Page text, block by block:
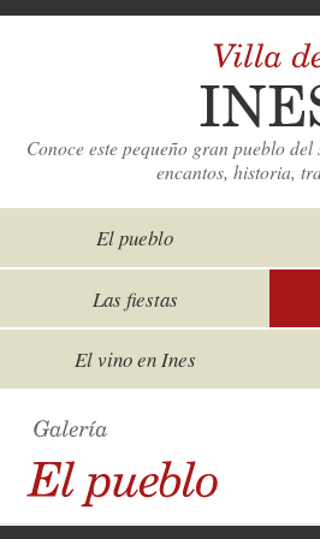
Conoce este pequeño gran pueblo
encantos, historia,
El pueblo
Las fiestas
El vino en Ines